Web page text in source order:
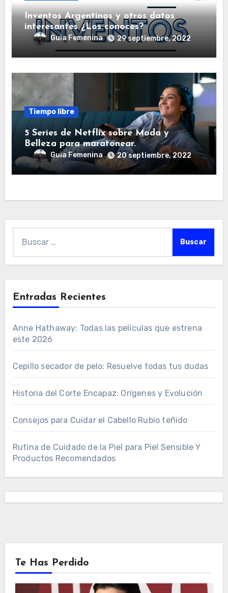
Inventos Argentinos y otros datos
interesantes ¿Los conoces?
Guia Femenina 29 septiembre, 2022
Tiempo libre
5 Series de Netflix sobre Moda y
Belleza para maratonear.
Guia Femenina 20 septiembre, 2022
Entradas Recientes
Anne Hathaway: Todas las películas que estrena
este 2026
Cepillo secador de pelo: Resuelve todas tus dudas
Historia del Corte Encapaz: Orígenes y Evolución
Consejos para Cuidar el Cabello Rubio teñido
Rutina de Cuidado de la Piel para Piel Sensible Y
Productos Recomendados
Te Has Perdido